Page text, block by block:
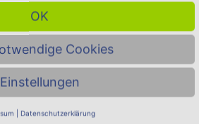
DIN 18299 "Allgemeine Regelungen
VOB-gerechte
regelmäßige, werterhaltende
aktuelle Baupreise oder
OK
Cookies
Einstellungen
| Datenschutzerklärung